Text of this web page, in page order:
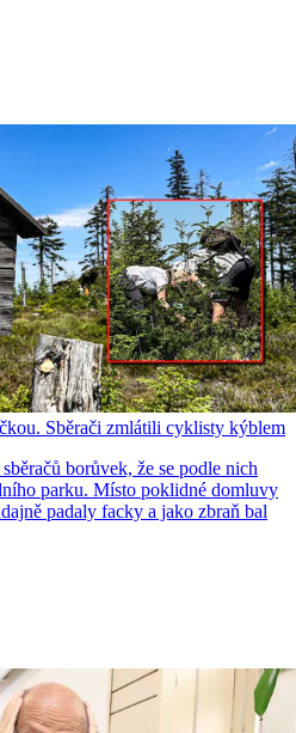
Sběrači zmlátili cyklisty kýblem
borůvek, že se podle nich
parku. Místo poklidné domluvy
padaly facky a jako zbraň bal